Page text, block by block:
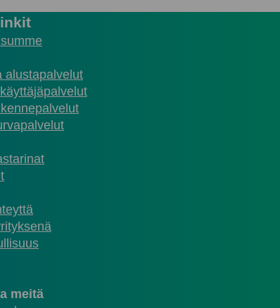
alustapalvelut
meitä